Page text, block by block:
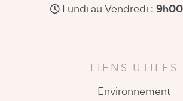
Lundi au Vendredi :
LIENS UTILES
Environnement